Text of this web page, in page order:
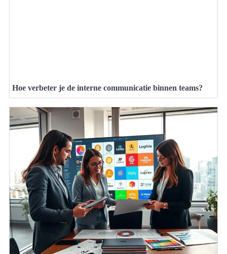
Hoe verbeter je de interne communicatie binnen teams?